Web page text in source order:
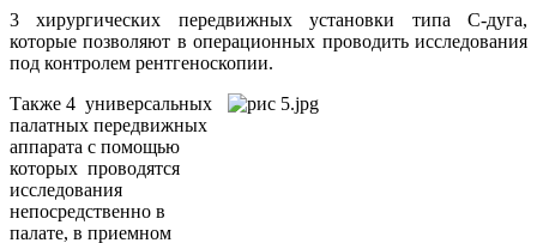
3 хирургических передвижных установки типа С-дуга,
которые позволяют в операционных проводить исследования
под контролем рентгеноскопии.
Также 4 универсальных
палатных передвижных
аппарата с помощью
которых проводятся
исследования
непосредственно в
палате, в приемном